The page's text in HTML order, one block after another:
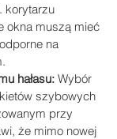
korytarzu
okna muszą mieć
na
hałasu: Wybór
szybowych
przy
że mimo nowej